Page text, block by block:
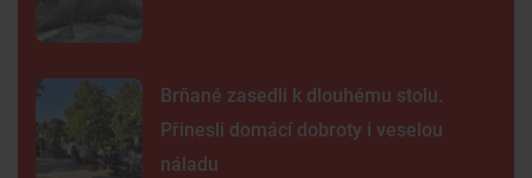
Brňané zasedli k dlouhému stolu.
Přinesli domácí dobroty i veselou
náladu